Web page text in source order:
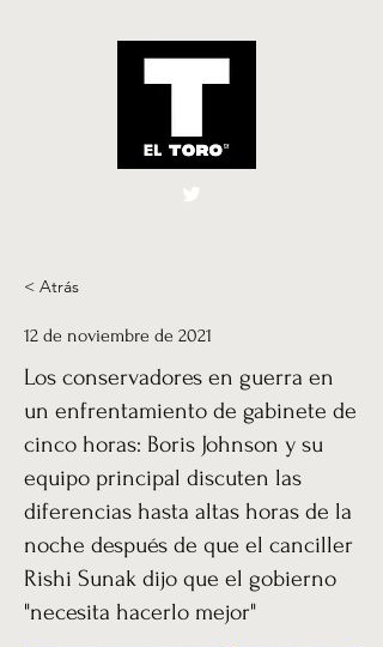
El Toro España
< Atrás
12 de noviembre de 2021
Los conservadores en guerra en
un enfrentamiento de gabinete de
cinco horas: Boris Johnson y su
equipo principal discuten las
diferencias hasta altas horas de la
noche después de que el canciller
Rishi Sunak dijo que el gobierno
"necesita hacerlo mejor"